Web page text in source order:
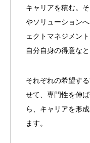
キャリアを積む。
やソリューション
ェクトマネジメン
自分自身の得意なと
それぞれの希望す
せて、専門性を伸
ら、キャリアを形
ます。